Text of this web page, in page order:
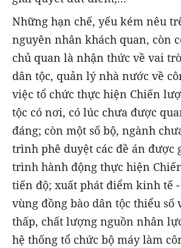
Những hạn chế, yếu kém nêu
nguyên nhân khách quan, còn
chủ quan là nhận thức về vai
dân tộc, quản lý nhà nước về
việc tổ chức thực hiện Chiến
tộc có nơi, có lúc chưa được
đáng; còn một số bộ, ngành
trình phê duyệt các đề án được
trình hành động thực hiện
tiến độ; xuất phát điểm kinh tế
vùng đồng bào dân tộc thiểu số
thấp, chất lượng nguồn nhân
hệ thống tổ chức bộ máy làm